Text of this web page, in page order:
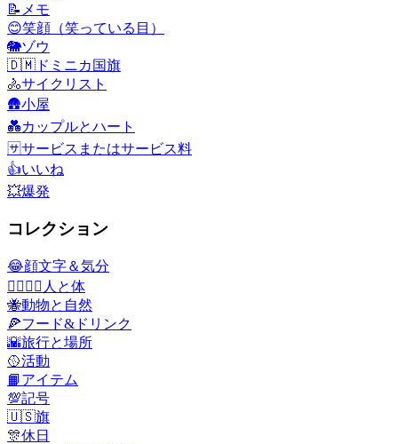
📝 メモ
😊笑顔（笑っている目）
🐘ゾウ
🇩🇲 ドミニカ国旗
🚴サイクリスト
🛖小屋
💑カップルとハート
🈂️サービスまたはサービス料
👍いいね
💥爆発
コレクション
😂顔文字＆気分
👩‍❤️‍💋‍👨 人と体
🐝動物と自然
🍕フード&ドリンク
🌇旅行と場所
🥎活動
📙 アイテム
💯記号
🇺🇸旗
🎊休日